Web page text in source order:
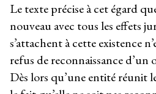
Le texte précise à cet égard
nouveau avec tous les effets
s’attachent à cette existence
refus de reconnaissance d’un
Dès lors qu’une entité réunit